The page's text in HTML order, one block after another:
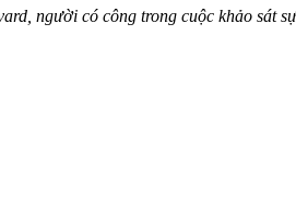
người có công trong cuộc khảo sát